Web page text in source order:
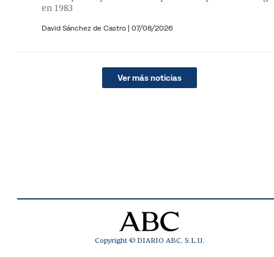
en 1983
David Sánchez de Castro | 07/08/2026
Ver más noticias
Copyright © DIARIO ABC, S.L.U.